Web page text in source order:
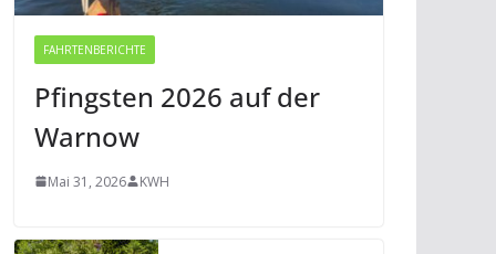
FAHRTENBERICHTE
Pfingsten 2026 auf der
Warnow
Mai 31, 2026 KWH